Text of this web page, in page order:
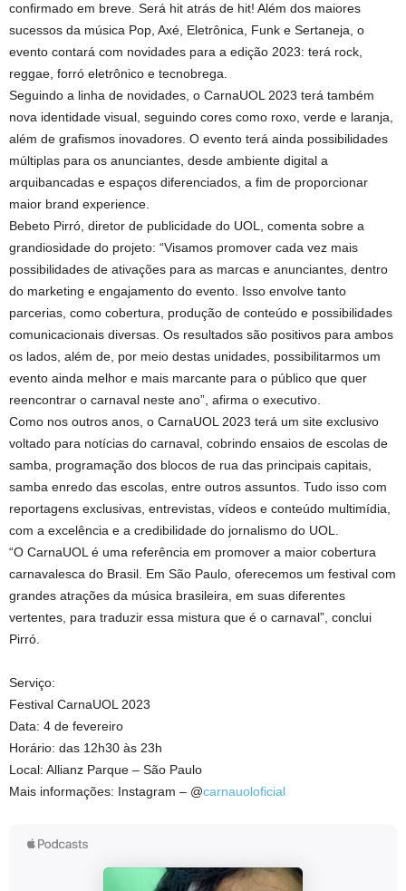
confirmado em breve. Será hit atrás de hit! Além dos maiores
sucessos da música Pop, Axé, Eletrônica, Funk e Sertaneja, o
evento contará com novidades para a edição 2023: terá rock,
reggae, forró eletrônico e tecnobrega.
Seguindo a linha de novidades, o CarnaUOL 2023 terá também
nova identidade visual, seguindo cores como roxo, verde e laranja,
além de grafismos inovadores. O evento terá ainda possibilidades
múltiplas para os anunciantes, desde ambiente digital a
arquibancadas e espaços diferenciados, a fim de proporcionar
maior brand experience.
Bebeto Pirró, diretor de publicidade do UOL, comenta sobre a
grandiosidade do projeto: “Visamos promover cada vez mais
possibilidades de ativações para as marcas e anunciantes, dentro
do marketing e engajamento do evento. Isso envolve tanto
parcerias, como cobertura, produção de conteúdo e possibilidades
comunicacionais diversas. Os resultados são positivos para ambos
os lados, além de, por meio destas unidades, possibilitarmos um
evento ainda melhor e mais marcante para o público que quer
reencontrar o carnaval neste ano”, afirma o executivo.
Como nos outros anos, o CarnaUOL 2023 terá um site exclusivo
voltado para notícias do carnaval, cobrindo ensaios de escolas de
samba, programação dos blocos de rua das principais capitais,
samba enredo das escolas, entre outros assuntos. Tudo isso com
reportagens exclusivas, entrevistas, vídeos e conteúdo multimídia,
com a excelência e a credibilidade do jornalismo do UOL.
“O CarnaUOL é uma referência em promover a maior cobertura
carnavalesca do Brasil. Em São Paulo, oferecemos um festival com
grandes atrações da música brasileira, em suas diferentes
vertentes, para traduzir essa mistura que é o carnaval”, conclui
Pirró.
Serviço:
Festival CarnaUOL 2023
Data: 4 de fevereiro
Horário: das 12h30 às 23h
Local: Allianz Parque – São Paulo
Mais informações: Instagram – @carnauoloficial